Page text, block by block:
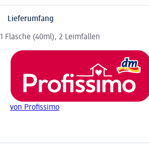
Lieferumfang
1 Flasche (40ml), 2 Leimfallen
von Profissimo